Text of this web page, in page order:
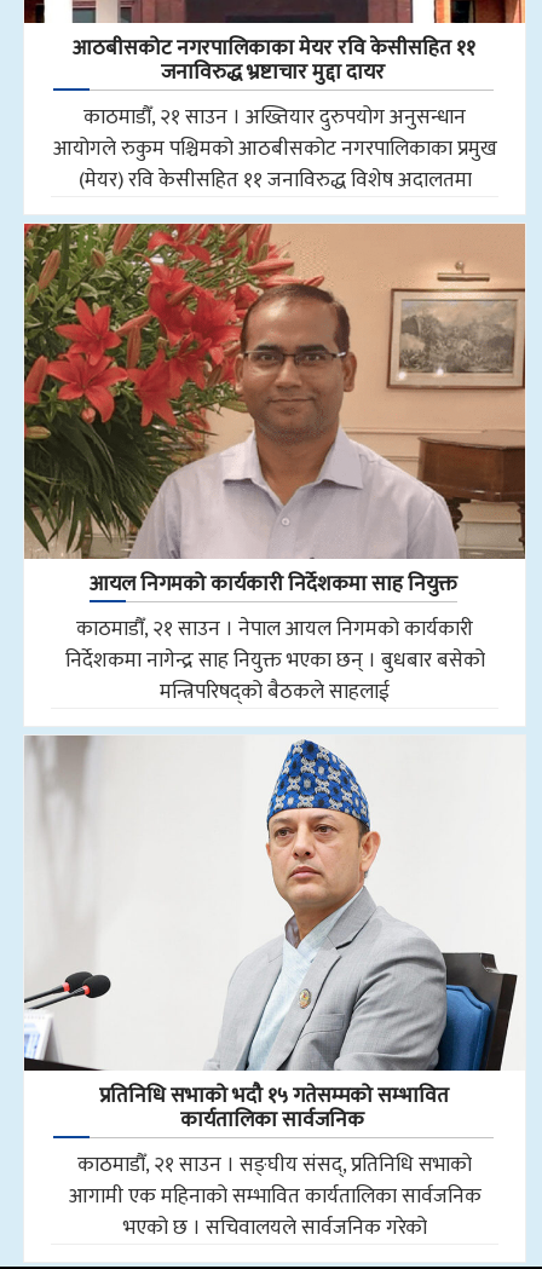
आठबीसकोट नगरपालिकाका मेयर रवि केसीसहित ११
जनाविरुद्ध भ्रष्टाचार मुद्दा दायर
काठमाडौँ, २१ साउन । अख्तियार दुरुपयोग अनुसन्धान
आयोगले रुकुम पश्चिमको आठबीसकोट नगरपालिकाका प्रमुख
(मेयर) रवि केसीसहित ११ जनाविरुद्ध विशेष अदालतमा
आयल निगमको कार्यकारी निर्देशकमा साह नियुक्त
काठमाडौँ, २१ साउन । नेपाल आयल निगमको कार्यकारी
निर्देशकमा नागेन्द्र साह नियुक्त भएका छन् । बुधबार बसेको
मन्त्रिपरिषद्को बैठकले साहलाई
प्रतिनिधि सभाको भदौ १५ गतेसम्मको सम्भावित
कार्यतालिका सार्वजनिक
काठमाडौँ, २१ साउन । सङ्घीय संसद्, प्रतिनिधि सभाको
आगामी एक महिनाको सम्भावित कार्यतालिका सार्वजनिक
भएको छ । सचिवालयले सार्वजनिक गरेको